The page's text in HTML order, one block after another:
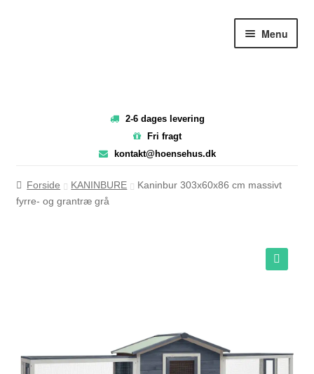
Menu
FORSIDE
2-6 dages levering
Fri fragt
kontakt@hoensehus.dk
Forside KANINBURE
Kaninbur 303x60x86 cm massivt
fyrre- og grantræ grå